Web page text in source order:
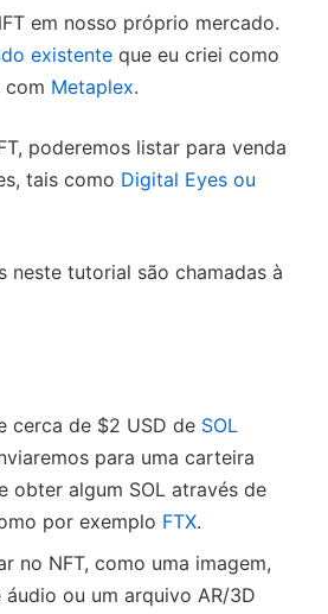
em nosso próprio mercado.
existente que eu criei como
com Metaplex.
poderemos listar para venda
tais como Digital Eyes ou
neste tutorial são chamadas à
cerca de $2 USD de SOL
para uma carteira
obter algum SOL através de
por exemplo FTX.
no NFT, como uma imagem,
ou um arquivo AR/3D